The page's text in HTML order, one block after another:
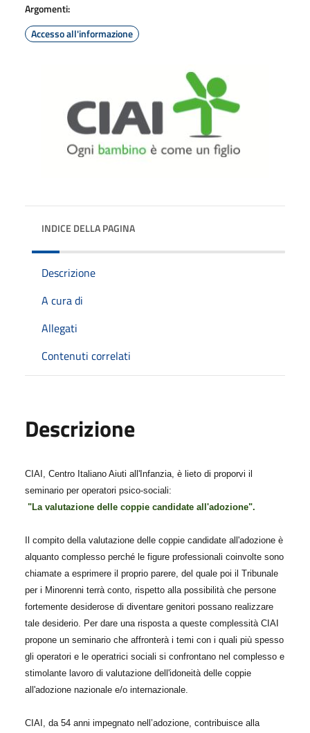
Argomenti:
Accesso all'informazione
INDICE DELLA PAGINA
Descrizione
A cura di
Allegati
Contenuti correlati
Descrizione
CIAI, Centro Italiano Aiuti all'Infanzia, è lieto di proporvi il
seminario per operatori psico-sociali:
"La valutazione delle coppie candidate all'adozione".
Il compito della valutazione delle coppie candidate all'adozione è
alquanto complesso perché le figure professionali coinvolte sono
chiamate a esprimere il proprio parere, del quale poi il Tribunale
per i Minorenni terrà conto, rispetto alla possibilità che persone
fortemente desiderose di diventare genitori possano realizzare
tale desiderio. Per dare una risposta a queste complessità CIAI
propone un seminario che affronterà i temi con i quali più spesso
gli operatori e le operatrici sociali si confrontano nel complesso e
stimolante lavoro di valutazione dell'idoneità delle coppie
all'adozione nazionale e/o internazionale.
CIAI, da 54 anni impegnato nell’adozione, contribuisce alla